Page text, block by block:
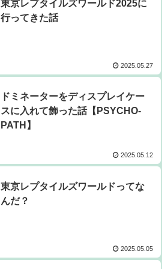
東京レプタイルズワールド2025に
行ってきた話
2025.05.27
ドミネーターをディスプレイケー
スに入れて飾った話【PSYCHO-
PATH】
2025.05.12
東京レプタイルズワールドってな
んだ？
2025.05.05